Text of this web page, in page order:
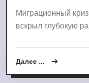
Миграционный
вскрыл глубокую
Далее ...